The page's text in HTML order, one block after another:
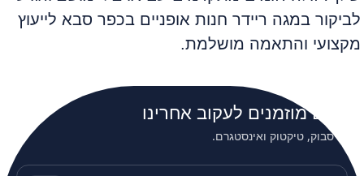
לביקור במגה ריידר חנות אופניים בכפר סבא לייעוץ
מקצועי והתאמה מושלמת.
אתם מוזמנים לעקוב אחרינו
פייסבוק, טיקטוק ואינסטגרם.